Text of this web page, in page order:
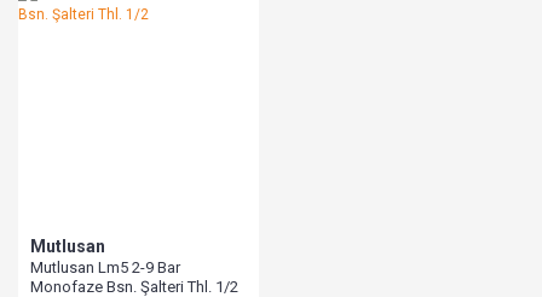
Mutlusan
Mutlusan Lm5 2-9 Bar
Monofaze Bsn. Şalteri Thl. 1/2